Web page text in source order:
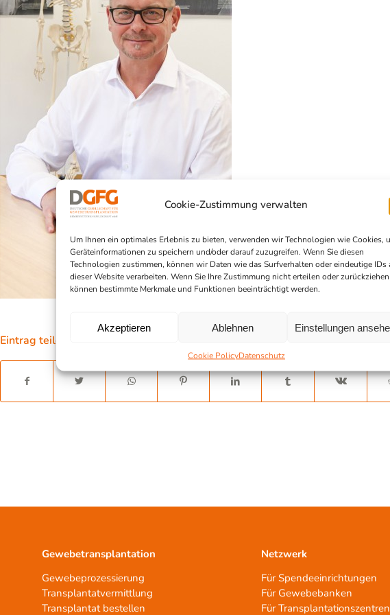
Cookie-Zustimmung verwalten
Um Ihnen ein optimales Erlebnis zu bieten, verwenden wir Technologien wie Cookies,
Geräteinformationen zu speichern und/oder darauf zuzugreifen. Wenn Sie diesen
Technologien zustimmen, können wir Daten wie das Surfverhalten oder eindeutige IDs
dieser Website verarbeiten. Wenn Sie Ihre Zustimmung nicht erteilen oder zurückziehen,
können bestimmte Merkmale und Funktionen beeinträchtigt werden.
Akzeptieren Ablehnen Einstellungen
Cookie PolicyDatenschutz
Eintrag teilen
Gewebetransplantation
Gewebeprozessierung
Transplantatvermittlung
Transplantat bestellen
Netzwerk
Für Spendeeinrichtungen
Für Gewebebanken
Für Transplantationszentren